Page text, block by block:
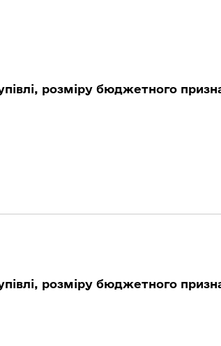
розміру бюджетного
розміру бюджетного